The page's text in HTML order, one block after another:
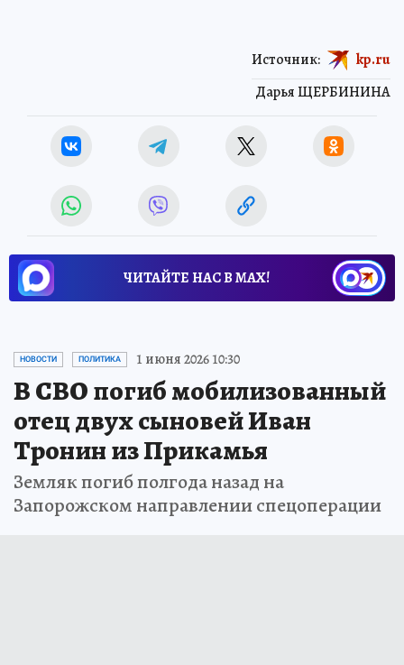
Дарья ЩЕРБИНИНА
Источник: kp.ru
ЧИТАЙТЕ НАС В МАХ!
НОВОСТИ ПОЛИТИКА 1 июня 2026 10:30
В СВО погиб мобилизованный
отец двух сыновей Иван
Тронин из Прикамья
Земляк погиб полгода назад на
Запорожском направлении спецоперации